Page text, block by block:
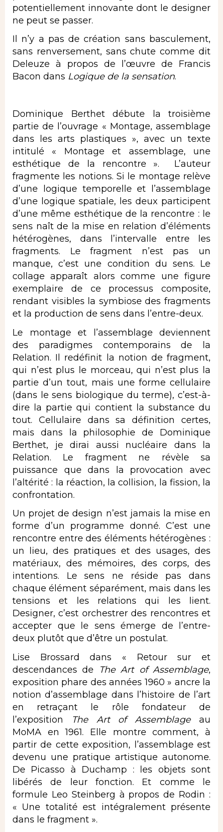
potentiellement innovante dont le designer
ne peut se passer.
Il n’y a pas de création sans basculement,
sans renversement, sans chute comme dit
Deleuze à propos de l’œuvre de Francis
Bacon dans Logique de la sensation.
Dominique Berthet débute la troisième
partie de l’ouvrage « Montage, assemblage
dans les arts plastiques », avec un texte
intitulé « Montage et assemblage, une
esthétique de la rencontre ». L’auteur
fragmente les notions. Si le montage relève
d’une logique temporelle et l’assemblage
d’une logique spatiale, les deux participent
d’une même esthétique de la rencontre : le
sens naît de la mise en relation d’éléments
hétérogènes, dans l’intervalle entre les
fragments. Le fragment n’est pas un
manque, c’est une condition du sens. Le
collage apparaît alors comme une figure
exemplaire de ce processus composite,
rendant visibles la symbiose des fragments
et la production de sens dans l’entre-deux.
Le montage et l’assemblage deviennent
des paradigmes contemporains de la
Relation. Il redéfinit la notion de fragment,
qui n’est plus le morceau, qui n’est plus la
partie d’un tout, mais une forme cellulaire
(dans le sens biologique du terme), c’est-à-
dire la partie qui contient la substance du
tout. Cellulaire dans sa définition certes,
mais dans la philosophie de Dominique
Berthet, je dirai aussi nucléaire dans la
Relation. Le fragment ne révèle sa
puissance que dans la provocation avec
l’altérité : la réaction, la collision, la fission, la
confrontation.
Un projet de design n’est jamais la mise en
forme d’un programme donné. C’est une
rencontre entre des éléments hétérogènes :
un lieu, des pratiques et des usages, des
matériaux, des mémoires, des corps, des
intentions. Le sens ne réside pas dans
chaque élément séparément, mais dans les
tensions et les relations qui les lient.
Designer, c’est orchestrer des rencontres et
accepter que le sens émerge de l’entre-
deux plutôt que d’être un postulat.
Lise Brossard dans « Retour sur et
descendances de
The Art of Assemblage,
exposition phare des années 1960 » ancre la
notion d’assemblage dans l’histoire de l’art
en retraçant le rôle fondateur de
l’exposition
The Art of Assemblageau
MoMA en 1961. Elle montre comment, à
partir de cette exposition, l’assemblage est
devenu une pratique artistique autonome.
De Picasso à Duchamp : les objets sont
libérés de leur fonction. Et comme le
formule Leo Steinberg à propos de Rodin :
« Une totalité est intégralement présente
dans le fragment ».